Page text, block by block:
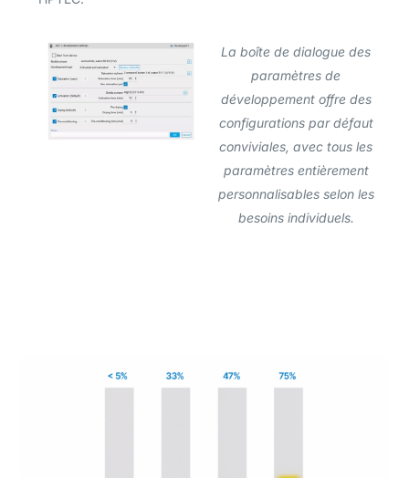
La boîte de dialogue des
paramètres de
développement offre des
configurations par défaut
conviviales, avec tous les
paramètres entièrement
personnalisables selon les
besoins individuels.